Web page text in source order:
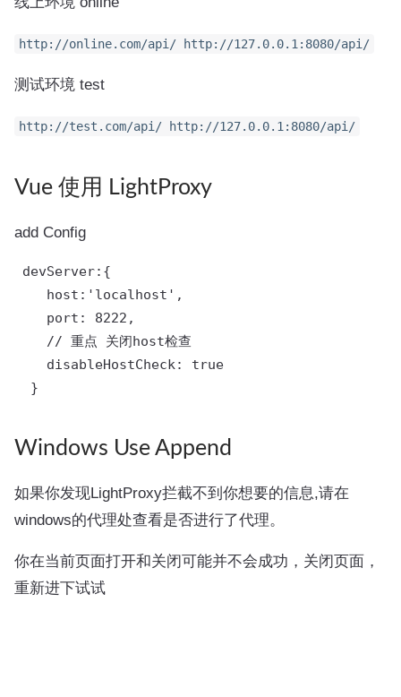
http://online.com/api/ http://127.0.0.1:8080/api/
测试环境 test
http://test.com/api/ http://127.0.0.1:8080/api/
Vue 使用 LightProxy
add Config
devServer:{
    host:'localhost',
    port: 8222,
    // 重点 关闭host检查
    disableHostCheck: true
Windows Use Append
如果你发现LightProxy拦截不到你想要的信息,请在
windows的代理处查看是否进行了代理。
你在当前页面打开和关闭可能并不会成功，关闭页面，
重新进下试试